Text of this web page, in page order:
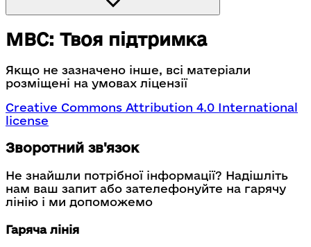
МВС: Твоя підтримка
Якщо не зазначено інше, всі матеріали
розміщені на умовах ліцензії
Creative Commons Attribution 4.0 International
license
Зворотний зв'язок
Не знайшли потрібної інформації? Надішліть
нам ваш запит або зателефонуйте на гарячу
лінію і ми допоможемо
Гаряча лінія